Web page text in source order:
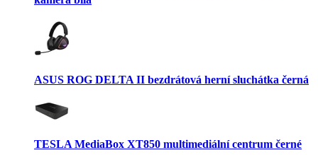
ASUS ROG DELTA II bezdrátová herní sluchátka černá
TESLA MediaBox XT850 multimediální centrum černé